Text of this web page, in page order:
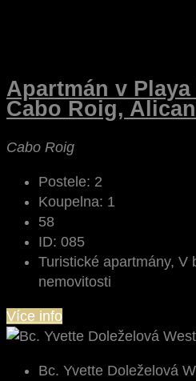
Apartmán v Playa
Cabo Roig,
Cabo Roig
Postele: 2
Koupelna: 1
58
ID: 085
Turistické apartmány, V
nemovitosti
Více info
Bc. Yvette Doleželová